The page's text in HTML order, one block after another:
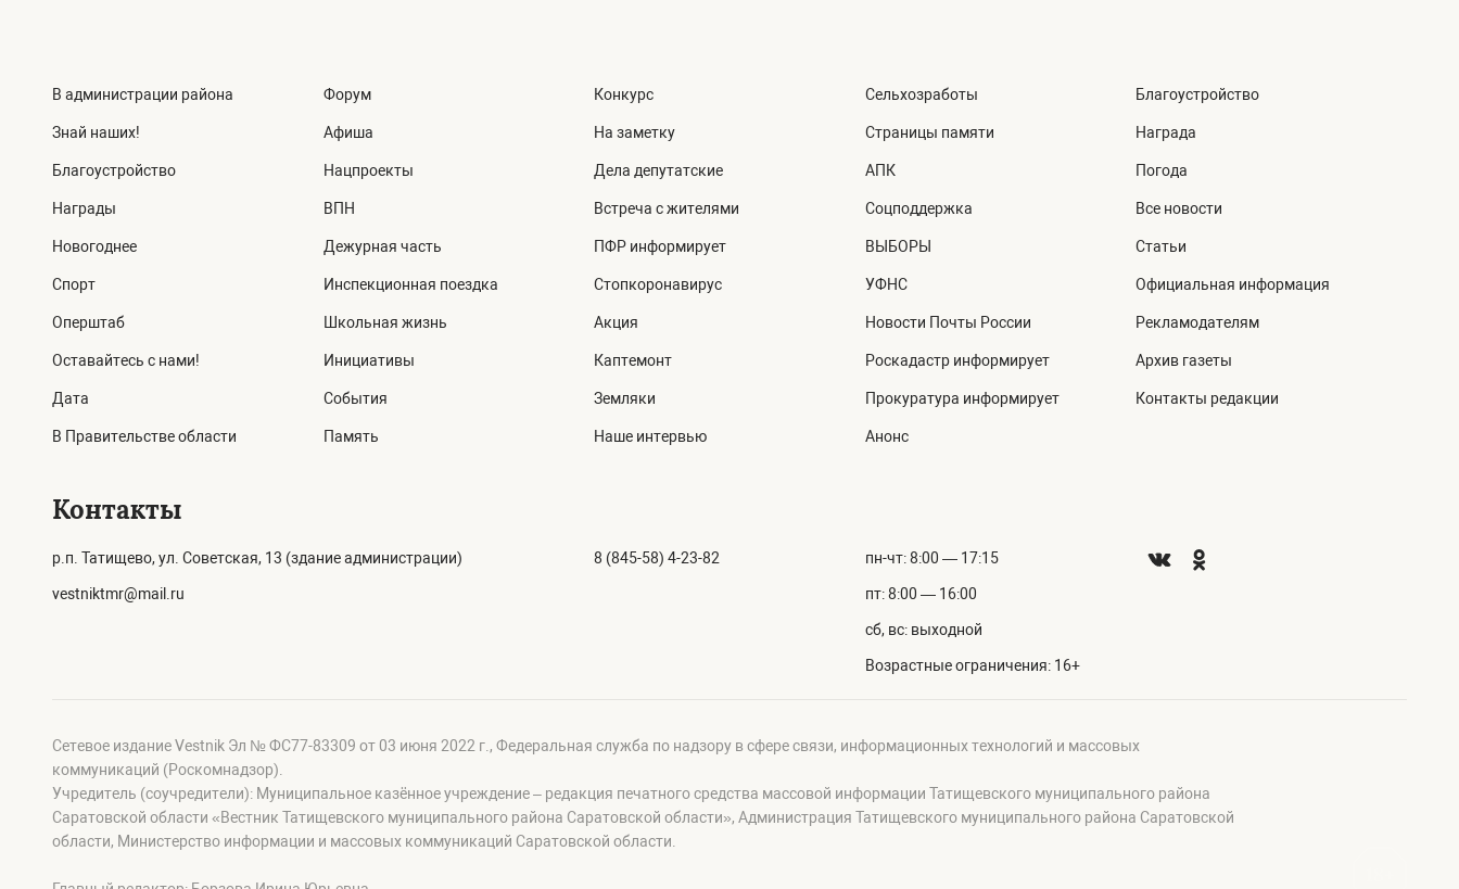
В администрации района
Знай наших!
Благоустройство
Награды
Новогоднее
Спорт
Оперштаб
Оставайтесь с нами!
Дата
В Правительстве области
Форум
Афиша
Нацпроекты
ВПН
Дежурная часть
Инспекционная поездка
Школьная жизнь
Инициативы
События
Память
Конкурс
На заметку
Дела депутатские
Встреча с жителями
ПФР информирует
Стопкоронавирус
Акция
Каптемонт
Земляки
Наше интервью
Сельхозработы
Страницы памяти
АПК
Соцподдержка
ВЫБОРЫ
УФНС
Новости Почты России
Роскадастр информирует
Прокуратура информирует
Анонс
Благоустройство
Награда
Погода
Все новости
Статьи
Официальная информация
Рекламодателям
Архив газеты
Контакты редакции
Контакты
р.п. Татищево, ул. Советская, 13 (здание администрации)
vestniktmr@mail.ru
8 (845-58) 4-23-82 пн-чт: 8:00 — 17:15
пт: 8:00 — 16:00
сб, вс: выходной
Возрастные ограничения: 16+
Сетевое издание Vestnik Эл № ФС77-83309 от 03 июня 2022 г., Федеральная служба по надзору в сфере связи, информационных технологий и массовых
коммуникаций (Роскомнадзор).
Учредитель (соучредители): Муниципальное казённое учреждение – редакция печатного средства массовой информации Татищевского муниципального района
Саратовской области «Вестник Татищевского муниципального района Саратовской области», Администрация Татищевского муниципального района Саратовской
области, Министерство информации и массовых коммуникаций Саратовской области.